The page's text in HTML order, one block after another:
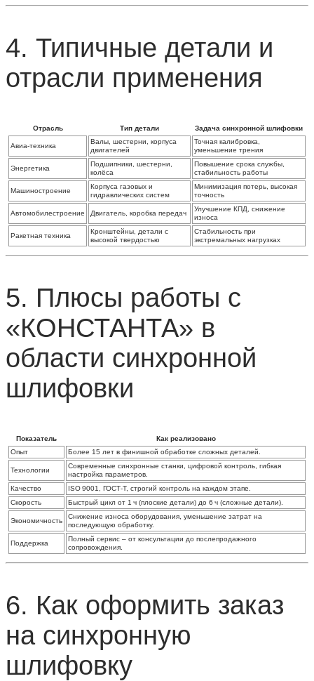
4. Типичные детали и
отрасли применения
Отрасль Тип детали Задача синхронной шлифовки
Авиа‑техника
Валы, шестерни, корпуса
двигателей
Точная калибровка,
уменьшение трения
Энергетика
Подшипники, шестерни,
колёса
Повышение срока службы,
стабильность работы
Машиностроение
Корпуса газовых и
гидравлических систем
Минимизация потерь, высокая
точность
Автомобилестроение Двигатель, коробка передач
Улучшение КПД, снижение
износа
Ракетная техника
Кронштейны, детали с
высокой твердостью
Стабильность при
экстремальных нагрузках
5. Плюсы работы с
«КОНСТАНТА» в
области синхронной
шлифовки
Показатель
Как реализовано
Опыт
Более 15 лет в финишной обработке сложных деталей.
Технологии
Современные синхронные станки, цифровой контроль, гибкая
настройка параметров.
Качество
ISO 9001, ГОСТ‑Т, строгий контроль на каждом этапе.
Скорость
Быстрый цикл от 1 ч (плоские детали) до 6 ч (сложные детали).
Экономичность
Снижение износа оборудования, уменьшение затрат на
последующую обработку.
Поддержка
Полный сервис – от консультации до послепродажного
сопровождения.
6. Как оформить заказ
на синхронную
шлифовку